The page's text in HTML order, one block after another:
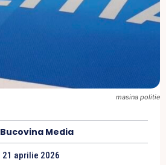
masina politie
Bucovina Media
21 aprilie 2026